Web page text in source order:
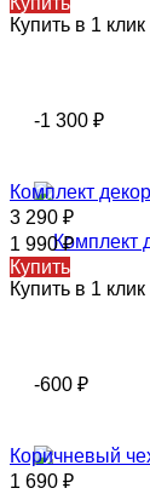
Купить в 1 клик
-1 300 ₽
Комплект
3 290 ₽
1 990₽
Купить
Купить в 1 клик
-600 ₽
Коричневый
1 690 ₽